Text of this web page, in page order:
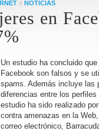
// NOTICIAS
en
Un estudio ha concluido
Facebook son falsos y se
spams. Además incluye las
diferencias entre los
estudio ha sido realizado
contra amenazas en la
correo electrónico,